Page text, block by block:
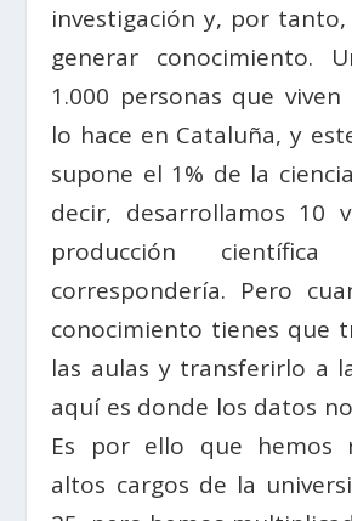
investigación y, por
generar conocimiento.
1.000 personas que
lo hace en Cataluña, y
supone el 1% de la
decir, desarrollamos 10
producción
correspondería. Pero
conocimiento tienes que
las aulas y transferirlo a
aquí es donde los datos
Es por ello que hemos
altos cargos de la